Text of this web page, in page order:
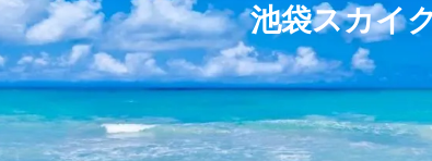
池袋スカイ